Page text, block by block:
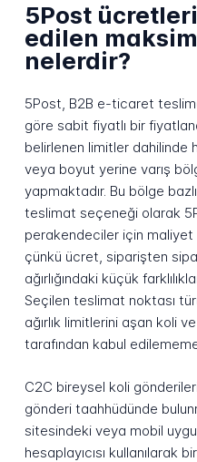
5Post
edilen
nelerdir?
5Post, B2B e-ticaret
göre sabit fiyatlı bir
belirlenen limitler dahilinde
veya boyut yerine varış
yapmaktadır. Bu bölge
teslimat seçeneği olarak
perakendeciler için maliyet
çünkü ücret, siparişten
ağırlığındaki küçük
Seçilen teslimat noktası
ağırlık limitlerini aşan koli
tarafından kabul
C2C bireysel koli
gönderi taahhüdünde
sitesindeki veya mobil
hesaplayıcısı kullanılarak